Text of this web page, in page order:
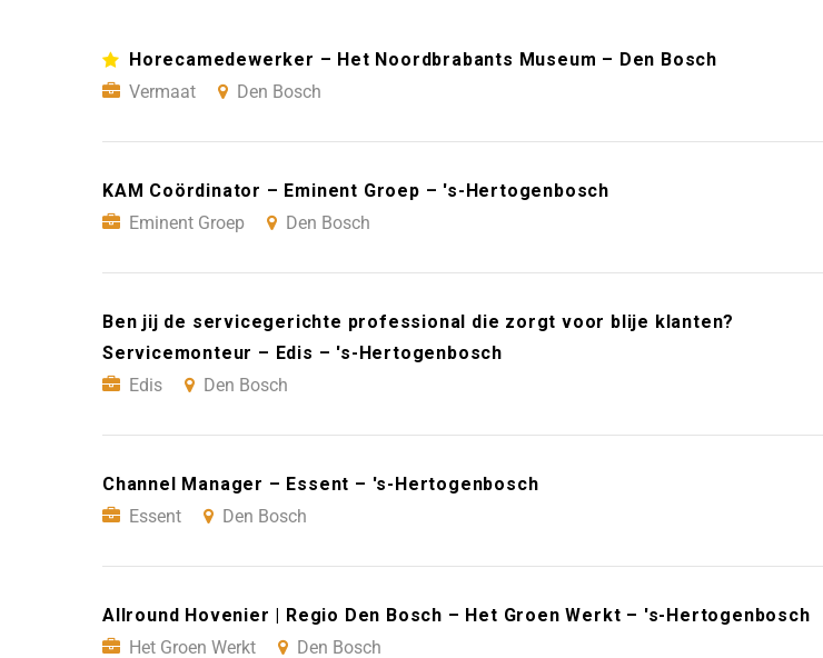
Horecamedewerker – Het Noordbrabants Museum – Den Bosch
Vermaat
Den Bosch
KAM Coördinator – Eminent Groep – 's-Hertogenbosch
Eminent Groep
Den Bosch
Ben jij de servicegerichte professional die zorgt voor blije klanten?
Servicemonteur – Edis – 's-Hertogenbosch
Edis
Den Bosch
Channel Manager – Essent – 's-Hertogenbosch
Essent
Den Bosch
Allround Hovenier | Regio Den Bosch – Het Groen Werkt – 's-Hertogenbosch
Het Groen Werkt
Den Bosch